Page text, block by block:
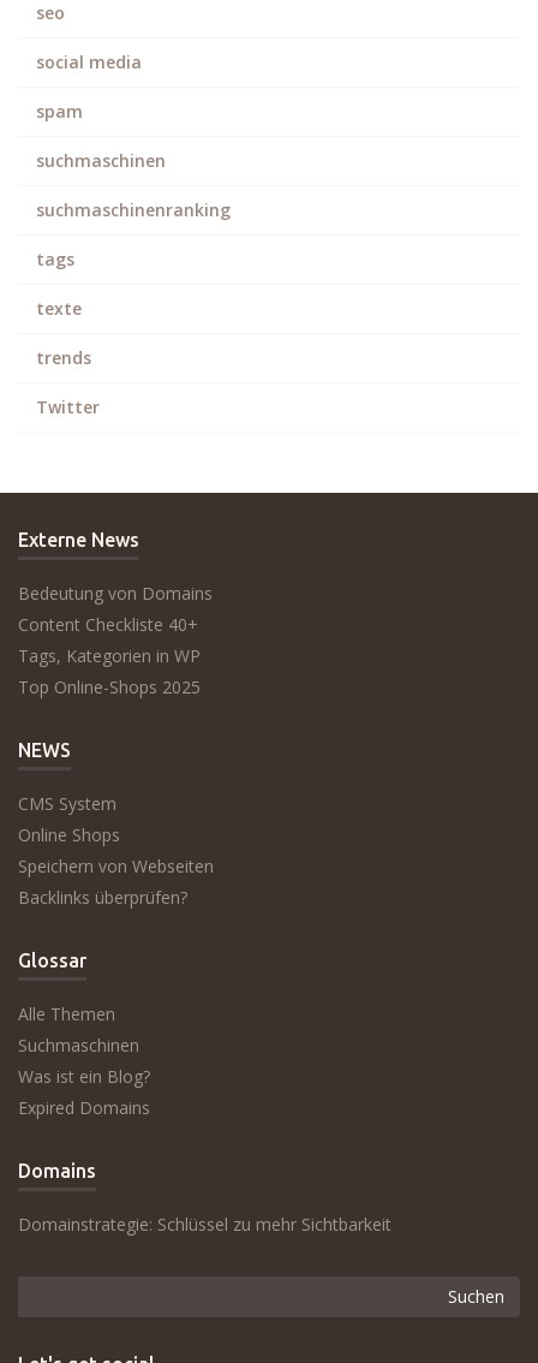
seo
social media
spam
suchmaschinen
suchmaschinenranking
tags
texte
trends
Twitter
Externe News
Bedeutung von Domains
Content Checkliste 40+
Tags, Kategorien in WP
Top Online-Shops 2025
NEWS
CMS System
Online Shops
Speichern von Webseiten
Backlinks überprüfen?
Glossar
Alle Themen
Suchmaschinen
Was ist ein Blog?
Expired Domains
Domains
Domainstrategie: Schlüssel zu mehr Sichtbarkeit